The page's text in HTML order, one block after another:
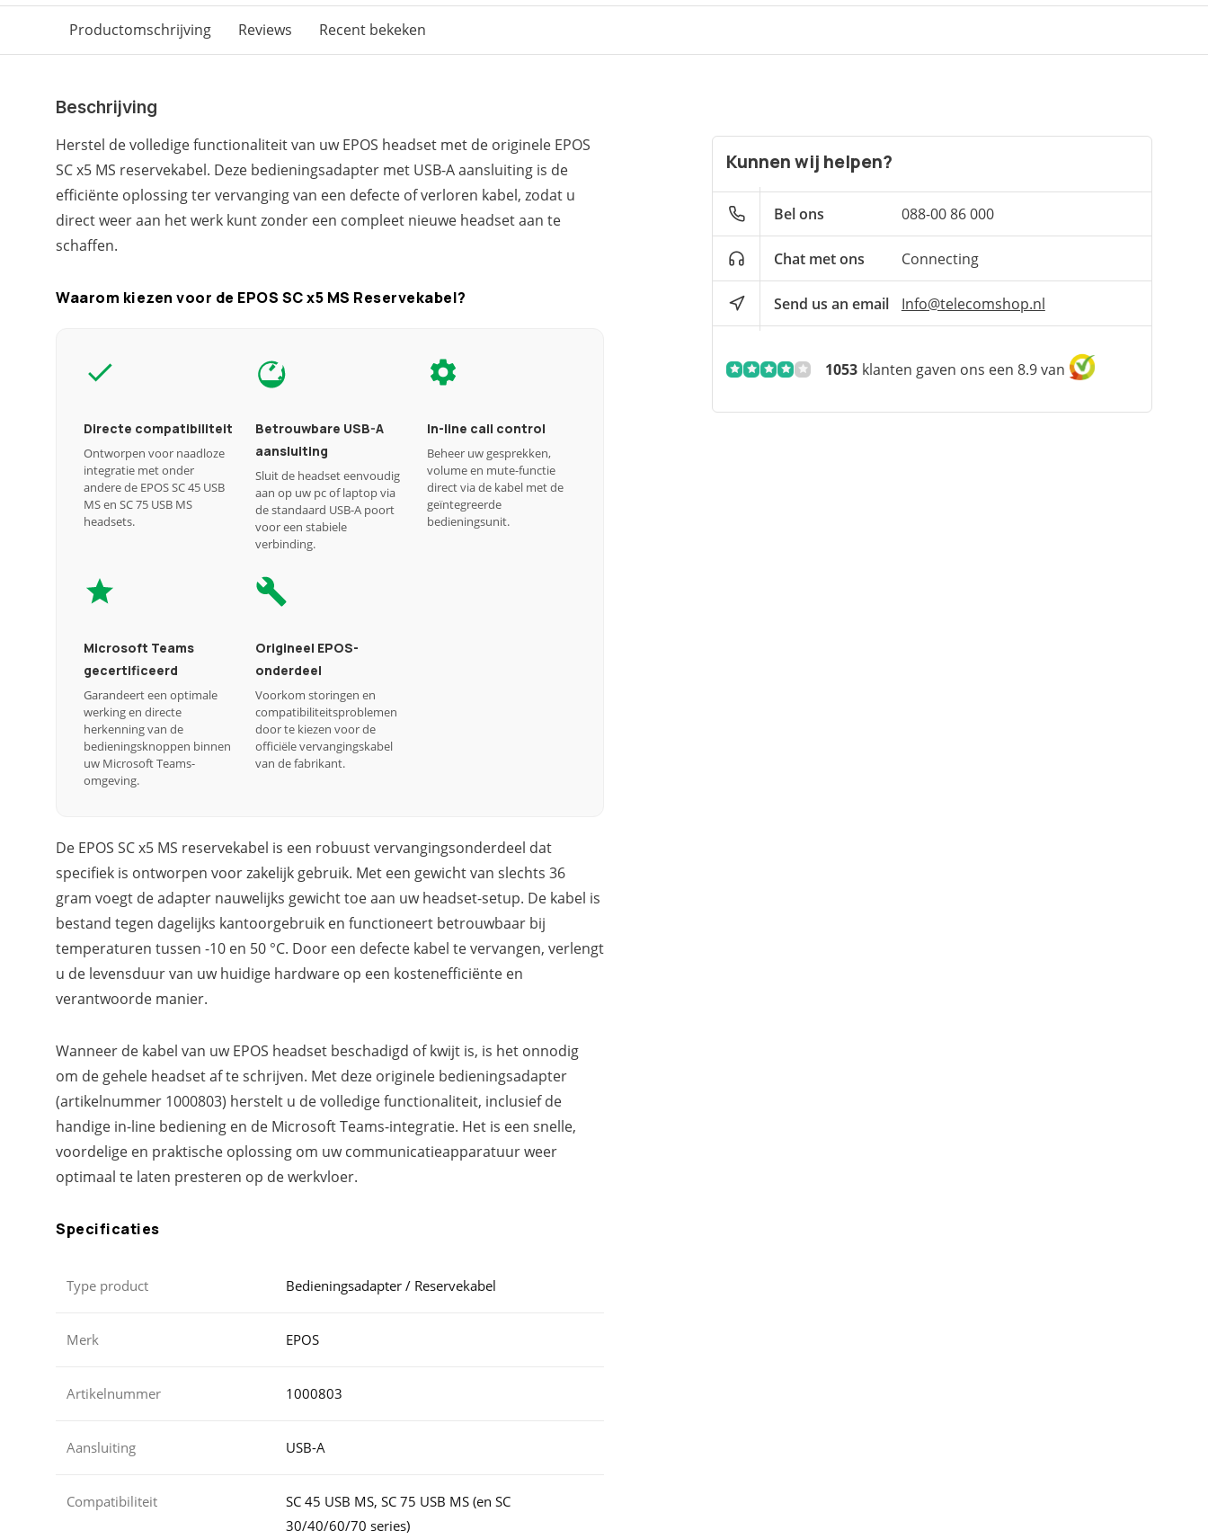
Productomschrijving Reviews Recent bekeken
Beschrijving
Herstel de volledige functionaliteit van uw EPOS headset met de originele EPOS
SC x5 MS reservekabel. Deze bedieningsadapter met USB-A aansluiting is de
efficiënte oplossing ter vervanging van een defecte of verloren kabel, zodat u
direct weer aan het werk kunt zonder een compleet nieuwe headset aan te
schaffen.
Waarom kiezen voor de EPOS SC x5 MS Reservekabel?
Directe compatibiliteit
Ontworpen voor naadloze
integratie met onder
andere de EPOS SC 45 USB
MS en SC 75 USB MS
headsets.
Betrouwbare USB-A
aansluiting
Sluit de headset eenvoudig
aan op uw pc of laptop via
de standaard USB-A poort
voor een stabiele
verbinding.
In-line call control
Beheer uw gesprekken,
volume en mute-functie
direct via de kabel met de
geïntegreerde
bedieningsunit.
Microsoft Teams
gecertificeerd
Garandeert een optimale
werking en directe
herkenning van de
bedieningsknoppen binnen
uw Microsoft Teams-
omgeving.
Origineel EPOS-
onderdeel
Voorkom storingen en
compatibiliteitsproblemen
door te kiezen voor de
officiële vervangingskabel
van de fabrikant.
De EPOS SC x5 MS reservekabel is een robuust vervangingsonderdeel dat
specifiek is ontworpen voor zakelijk gebruik. Met een gewicht van slechts 36
gram voegt de adapter nauwelijks gewicht toe aan uw headset-setup. De kabel is
bestand tegen dagelijks kantoorgebruik en functioneert betrouwbaar bij
temperaturen tussen -10 en 50 °C. Door een defecte kabel te vervangen, verlengt
u de levensduur van uw huidige hardware op een kostenefficiënte en
verantwoorde manier.
Wanneer de kabel van uw EPOS headset beschadigd of kwijt is, is het onnodig
om de gehele headset af te schrijven. Met deze originele bedieningsadapter
(artikelnummer 1000803) herstelt u de volledige functionaliteit, inclusief de
handige in-line bediening en de Microsoft Teams-integratie. Het is een snelle,
voordelige en praktische oplossing om uw communicatieapparatuur weer
optimaal te laten presteren op de werkvloer.
Specificaties
Type product Bedieningsadapter / Reservekabel
Merk EPOS
Artikelnummer 1000803
Aansluiting USB-A
Compatibiliteit
SC 45 USB MS, SC 75 USB MS (en SC
30/40/60/70 series)
Kunnen wij helpen?
Bel ons 088-00 86 000
Chat met ons Connecting
Send us an email Info@telecomshop.nl
1053 klanten gaven ons een 8.9 van